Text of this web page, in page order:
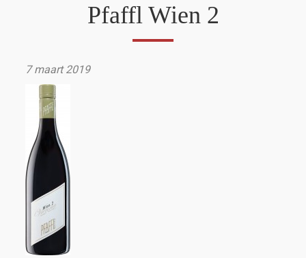
Pfaffl Wien 2
7 maart 2019